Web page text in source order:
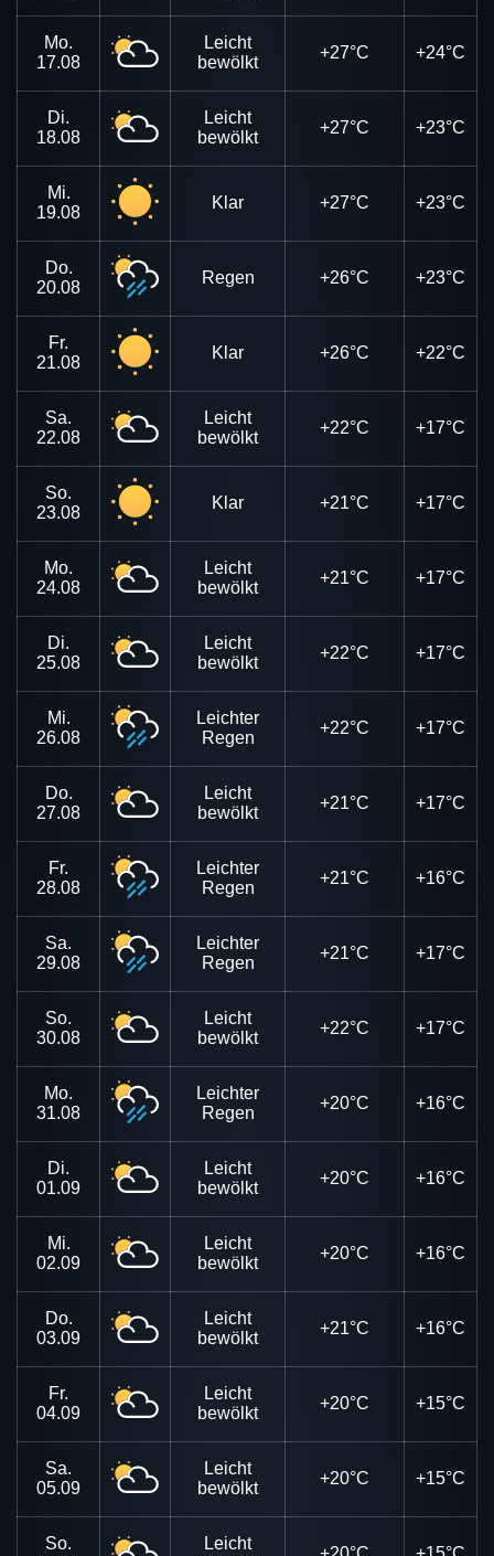
Mo.
17.08
Leicht
bewölkt
+27°C +24°C
Di.
18.08
Leicht
bewölkt
+27°C +23°C
Mi.
19.08
Klar +27°C +23°C
Do.
20.08
Regen +26°C +23°C
Fr.
21.08
Klar +26°C +22°C
Sa.
22.08
Leicht
bewölkt
+22°C +17°C
So.
23.08
Klar +21°C +17°C
Mo.
24.08
Leicht
bewölkt
+21°C +17°C
Di.
25.08
Leicht
bewölkt
+22°C +17°C
Mi.
26.08
Leichter
Regen
+22°C +17°C
Do.
27.08
Leicht
bewölkt
+21°C +17°C
Fr.
28.08
Leichter
Regen
+21°C +16°C
Sa.
29.08
Leichter
Regen
+21°C +17°C
So.
30.08
Leicht
bewölkt
+22°C +17°C
Mo.
31.08
Leichter
Regen
+20°C +16°C
Di.
01.09
Leicht
bewölkt
+20°C +16°C
Mi.
02.09
Leicht
bewölkt
+20°C +16°C
Do.
03.09
Leicht
bewölkt
+21°C +16°C
Fr.
04.09
Leicht
bewölkt
+20°C +15°C
Sa.
05.09
Leicht
bewölkt
+20°C +15°C
So.
Leicht